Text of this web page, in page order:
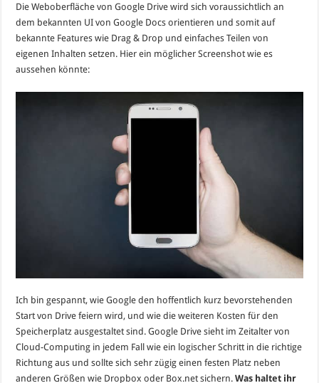
Die Weboberfläche von Google Drive wird sich voraussichtlich an
dem bekannten UI von Google Docs orientieren und somit auf
bekannte Features wie Drag & Drop und einfaches Teilen von
eigenen Inhalten setzen. Hier ein möglicher Screenshot wie es
aussehen könnte:
Ich bin gespannt, wie Google den hoffentlich kurz bevorstehenden
Start von Drive feiern wird, und wie die weiteren Kosten für den
Speicherplatz ausgestaltet sind. Google Drive sieht im Zeitalter von
Cloud-Computing in jedem Fall wie ein logischer Schritt in die richtige
Richtung aus und sollte sich sehr zügig einen festen Platz neben
anderen Größen wie Dropbox oder Box.net sichern.Was haltet ihr